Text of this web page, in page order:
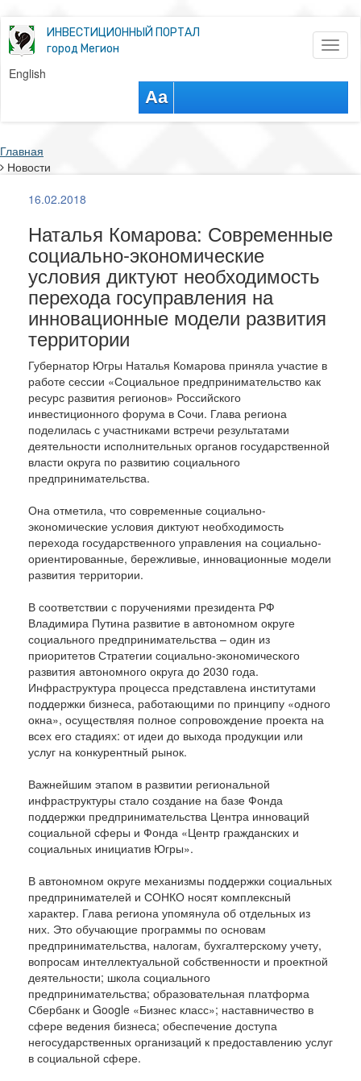
ИНВЕСТИЦИОННЫЙ ПОРТАЛ
город Мегион
English
Aa
Главная
Новости
16.02.2018
Наталья Комарова: Современные
социально-экономические
условия диктуют необходимость
перехода госуправления на
инновационные модели развития
территории
Губернатор Югры Наталья Комарова приняла участие в
работе сессии «Социальное предпринимательство как
ресурс развития регионов» Российского
инвестиционного форума в Сочи. Глава региона
поделилась с участниками встречи результатами
деятельности исполнительных органов государственной
власти округа по развитию социального
предпринимательства.
Она отметила, что современные социально-
экономические условия диктуют необходимость
перехода государственного управления на социально-
ориентированные, бережливые, инновационные модели
развития территории.
В соответствии с поручениями президента РФ
Владимира Путина развитие в автономном округе
социального предпринимательства – один из
приоритетов Стратегии социально-экономического
развития автономного округа до 2030 года.
Инфраструктура процесса представлена институтами
поддержки бизнеса, работающими по принципу «одного
окна», осуществляя полное сопровождение проекта на
всех его стадиях: от идеи до выхода продукции или
услуг на конкурентный рынок.
Важнейшим этапом в развитии региональной
инфраструктуры стало создание на базе Фонда
поддержки предпринимательства Центра инноваций
социальной сферы и Фонда «Центр гражданских и
социальных инициатив Югры».
В автономном округе механизмы поддержки социальных
предпринимателей и СОНКО носят комплексный
характер. Глава региона упомянула об отдельных из
них. Это обучающие программы по основам
предпринимательства, налогам, бухгалтерскому учету,
вопросам интеллектуальной собственности и проектной
деятельности; школа социального
предпринимательства; образовательная платформа
Сбербанк и Google «Бизнес класс»; наставничество в
сфере ведения бизнеса; обеспечение доступа
негосударственных организаций к предоставлению услуг
в социальной сфере.